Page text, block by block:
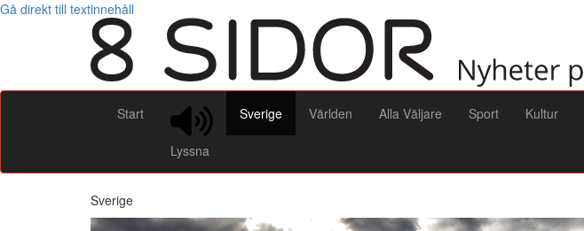
Gå direkt till textinnehåll
Start
Lyssna
Sverige Världen Alla Väljare Sport Kultur
Sverige